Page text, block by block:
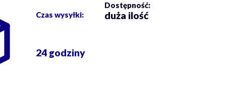
Czas wysyłki:
24 godziny
Dostępność:
duża ilość